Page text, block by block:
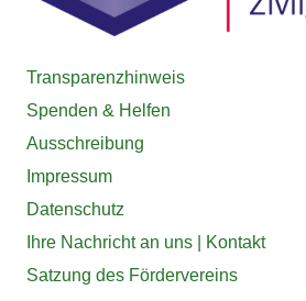
Transparenzhinweis
Spenden & Helfen
Ausschreibung
Impressum
Datenschutz
Ihre Nachricht an uns | Kontakt
Satzung des Fördervereins